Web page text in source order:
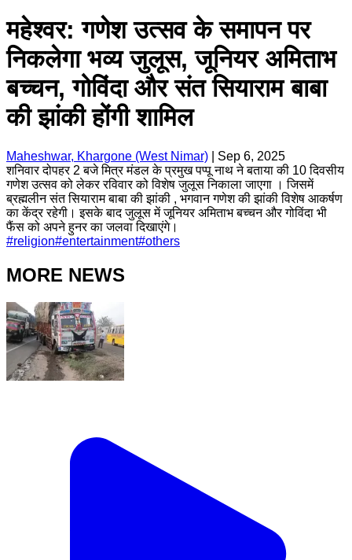
महेश्वर: गणेश उत्सव के समापन पर
निकलेगा भव्य जुलूस, जूनियर अमिताभ
बच्चन, गोविंदा और संत सियाराम बाबा
की झांकी होंगी शामिल
Maheshwar, Khargone (West Nimar)
Sep 6, 2025
शनिवार दोपहर 2 बजे मित्र मंडल के प्रमुख पप्पू नाथ ने बताया की 10 दिवसीय
गणेश उत्सव को लेकर रविवार को विशेष जुलूस निकाला जाएगा । जिसमें
ब्रह्मलीन संत सियाराम बाबा की झांकी , भगवान गणेश की झांकी विशेष आकर्षण
का केंद्र रहेगी। इसके बाद जुलूस में जूनियर अमिताभ बच्चन और गोविंदा भी
फैंस को अपने हुनर का जलवा दिखाएंगे।
#religion#entertainment#others
MORE NEWS